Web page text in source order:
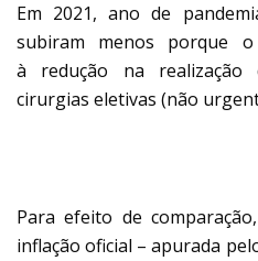
Em 2021, ano de
subiram menos porque
à redução na realização
cirurgias eletivas (não
Para efeito de
inflação oficial – apurada